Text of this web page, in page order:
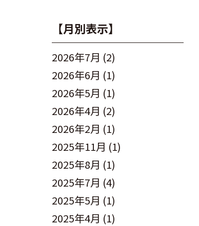
【月別表示】
2026年7月 (2)
2026年6月 (1)
2026年5月 (1)
2026年4月 (2)
2026年2月 (1)
2025年11月 (1)
2025年8月 (1)
2025年7月 (4)
2025年5月 (1)
2025年4月 (1)